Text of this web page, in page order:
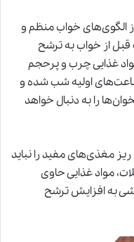
الگوی‌های خواب منظم و
قبل از خواب به ترشح
غذایی چرب و پرحجم
اولیه شب شده و
را به دنبال خواهد
مغذی‌های مفید را نباید
مواد غذایی حاوی
به افزایش ترشح